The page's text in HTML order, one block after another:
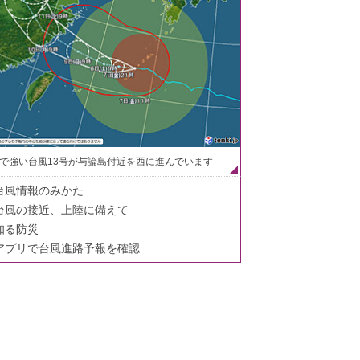
強い台風13号が与論島付近を西に進んでいます
風情報のみかた
風の接近、上陸に備えて
る防災
プリで台風進路予報を確認